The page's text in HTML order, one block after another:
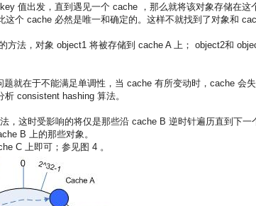
值出发，直到遇见一个 cache ，那么就将该对象存储在这
个 cache 必然是唯一和确定的。这样不就找到了对象和
方法，对象 object1 将被存储到 cache A 上； object2和
就在于不能满足单调性，当 cache 有所变动时，cache 会失
consistent hashing 算法。
，这时受影响的将仅是那些沿 cache B 逆时针遍历直到下一
B 上的那些对象。
C 上即可；参见图 4 。